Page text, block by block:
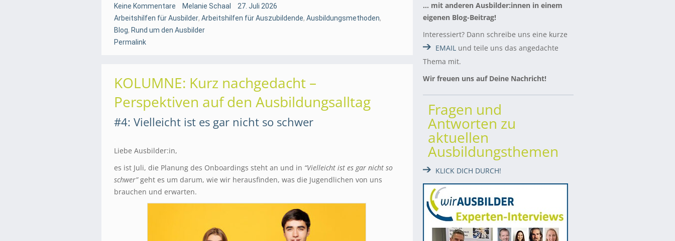
Keine Kommentare Melanie Schaal
27. Juli 2026
Arbeitshilfen für Ausbilder, Arbeitshilfen für Auszubildende, Ausbildungsmethoden,
Blog, Rund um den Ausbilder
Permalink
KOLUMNE: Kurz nachgedacht –
Perspektiven auf den Ausbildungsalltag
#4: Vielleicht ist es gar nicht so schwer
Liebe Ausbilder:in,
es ist Juli, die Planung des Onboardings steht an und in “Vielleicht ist es gar nicht so
schwer”geht es um darum, wie wir herausfinden, was die Jugendlichen von uns
brauchen und erwarten.
… mit anderen Ausbilder:innen in einem
eigenen Blog-Beitrag!
Interessiert? Dann schreibe uns eine kurze
EMAIL und teile uns das angedachte
Thema mit.
Wir freuen uns auf Deine Nachricht!
Fragen und
Antworten zu
aktuellen
Ausbildungsthemen
KLICK DICH DURCH!